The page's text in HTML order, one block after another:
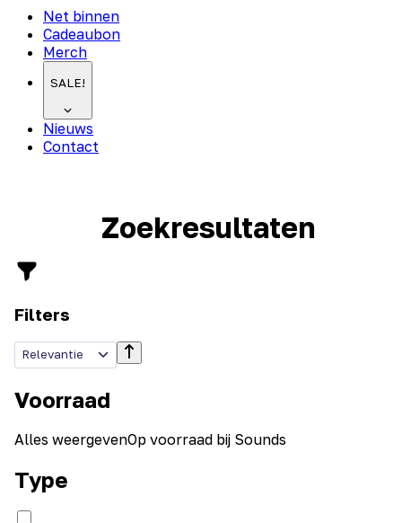
Net binnen
Cadeaubon
Merch
SALE!
Nieuws
Contact
Zoekresultaten
Filters
Relevantie
Voorraad
Alles weergevenOp voorraad bij Sounds
Type